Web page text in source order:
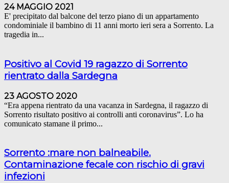
24 MAGGIO 2021
E' precipitato dal balcone del terzo piano di un appartamento
condominiale il bambino di 11 anni morto ieri sera a Sorrento. La
tragedia in...
Positivo al Covid 19 ragazzo di Sorrento
rientrato dalla Sardegna
23 AGOSTO 2020
“Era appena rientrato da una vacanza in Sardegna, il ragazzo di
Sorrento risultato positivo ai controlli anti coronavirus”. Lo ha
comunicato stamane il primo...
Sorrento :mare non balneabile.
Contaminazione fecale con rischio di gravi
infezioni